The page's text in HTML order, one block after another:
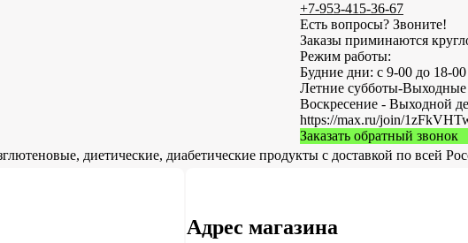
+7-953-415-36-67
Есть вопросы? Звоните!
Заказы приминаются
Режим работы:
Будние дни: с 9-00 до 18-00
Летние субботы-
Воскресение - Выходной
https://max.ru/join/
Заказать обратный звонок
диетические, диабетические продукты с доставкой по всей
Адрес магазина